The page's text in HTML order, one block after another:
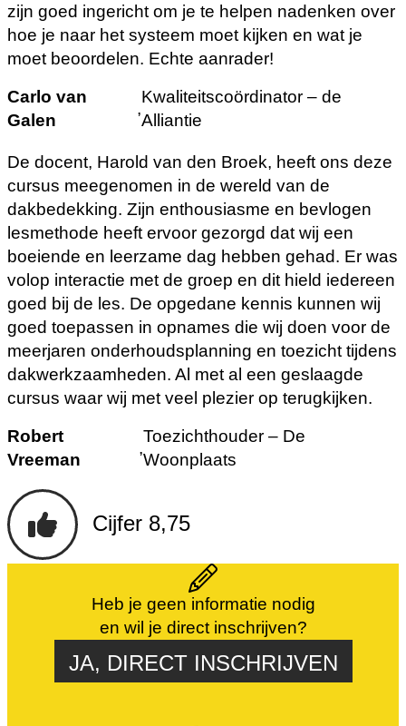
zijn goed ingericht om je te helpen nadenken over
hoe je naar het systeem moet kijken en wat je
moet beoordelen. Echte aanrader!
Carlo van
Galen
,
Kwaliteitscoördinator – de
Alliantie
De docent, Harold van den Broek, heeft ons deze
cursus meegenomen in de wereld van de
dakbedekking. Zijn enthousiasme en bevlogen
lesmethode heeft ervoor gezorgd dat wij een
boeiende en leerzame dag hebben gehad. Er was
volop interactie met de groep en dit hield iedereen
goed bij de les. De opgedane kennis kunnen wij
goed toepassen in opnames die wij doen voor de
meerjaren onderhoudsplanning en toezicht tijdens
dakwerkzaamheden. Al met al een geslaagde
cursus waar wij met veel plezier op terugkijken.
Robert
Vreeman
,
Toezichthouder – De
Woonplaats
Cijfer 8,75
Heb je geen informatie nodig
en wil je direct inschrijven?
JA, DIRECT INSCHRIJVEN